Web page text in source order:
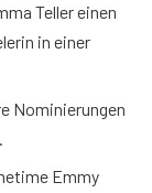
Teller einen
in einer
Nominierungen
Emmy